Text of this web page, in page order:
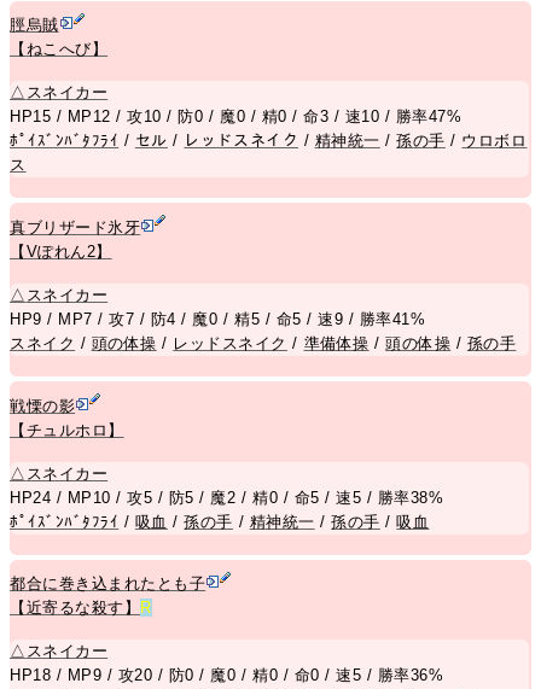
脛烏賊
【ねこへび】
△ スネイカー
HP15 / MP12 / 攻10 / 防0 / 魔0 / 精0 / 命3 / 速10 / 勝率47%
ﾎﾟｲｽﾞﾝﾊﾞﾀﾌﾗｲ / セル / レッドスネイク / 精神統一 /孫の手 / ウロボロ
ス
真ブリザード氷牙
【Vぽれん2】
△ スネイカー
HP9 / MP7 / 攻7 / 防4 / 魔0 / 精5 / 命5 / 速9 / 勝率41%
スネイク / 頭の体操 / レッドスネイク / 準備体操 /頭の体操 / 孫の手
戦慄の影
【チュルホロ】
△ スネイカー
HP24 / MP10 / 攻5 / 防5 / 魔2 / 精0 / 命5 / 速5 / 勝率38%
ﾎﾟｲｽﾞﾝﾊﾞﾀﾌﾗｲ / 吸血 /孫の手 / 精神統一 /孫の手 /吸血
都合に巻き込まれたとも子
【近寄るな殺す】
R
△ スネイカー
HP18 / MP9 / 攻20 / 防0 / 魔0 / 精0 / 命0 / 速5 / 勝率36%